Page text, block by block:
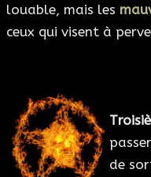
louable, mais les
ceux qui visent à
de